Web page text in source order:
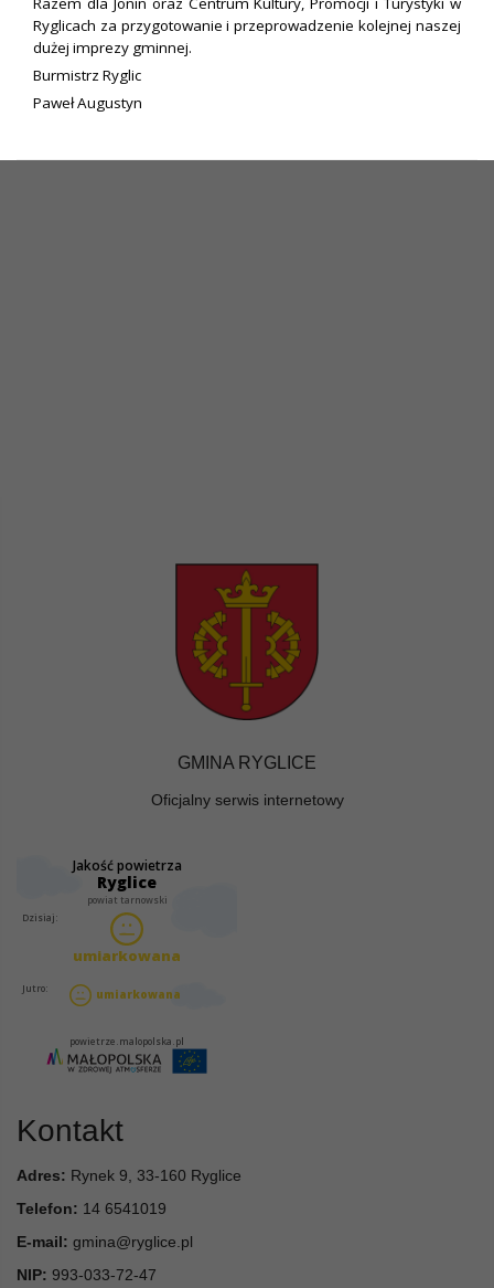
Ryglicach za przygotowanie i przeprowadzenie kolejnej naszej
dużej imprezy gminnej.
Burmistrz Ryglic
Paweł Augustyn
GMINA RYGLICE
Oficjalny serwis internetowy
Kontakt
Adres: Rynek 9, 33-160 Ryglice
Telefon: 14 6541019
E-mail: gmina@ryglice.pl
NIP: 993-033-72-47